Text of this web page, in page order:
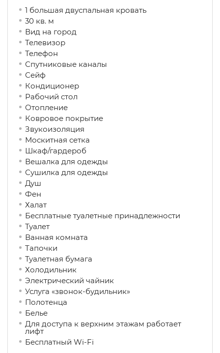
1 большая двуспальная кровать
30 кв. м
Вид на город
Телевизор
Телефон
Спутниковые каналы
Сейф
Кондиционер
Рабочий стол
Отопление
Ковровое покрытие
Звукоизоляция
Москитная сетка
Шкаф/гардероб
Вешалка для одежды
Сушилка для одежды
Душ
Фен
Халат
Бесплатные туалетные принадлежности
Туалет
Ванная комната
Тапочки
Туалетная бумага
Холодильник
Электрический чайник
Услуга «звонок-будильник»
Полотенца
Белье
Для доступа к верхним этажам работает
лифт
Бесплатный Wi-Fi